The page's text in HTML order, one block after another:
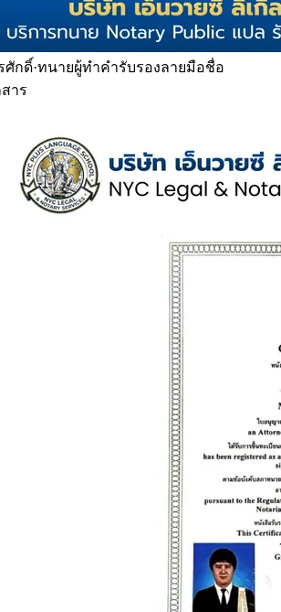
ศักดิ์·ทนายผู้ทำคำรับรองลายมือชื่อ
าร